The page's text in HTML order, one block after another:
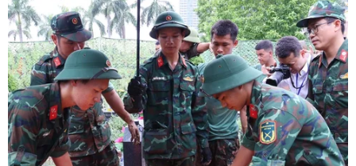
#Đường Hồ Chí Minh
#Sạt lở nghiêm trọng
#Mưa lớn
TP. Đà Nẵng
Theo dõi VietnamPlus